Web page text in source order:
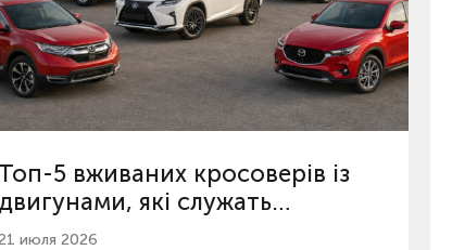
Топ-5 вживаних кросоверів із
двигунами, які служать
найдовше
июля 2026